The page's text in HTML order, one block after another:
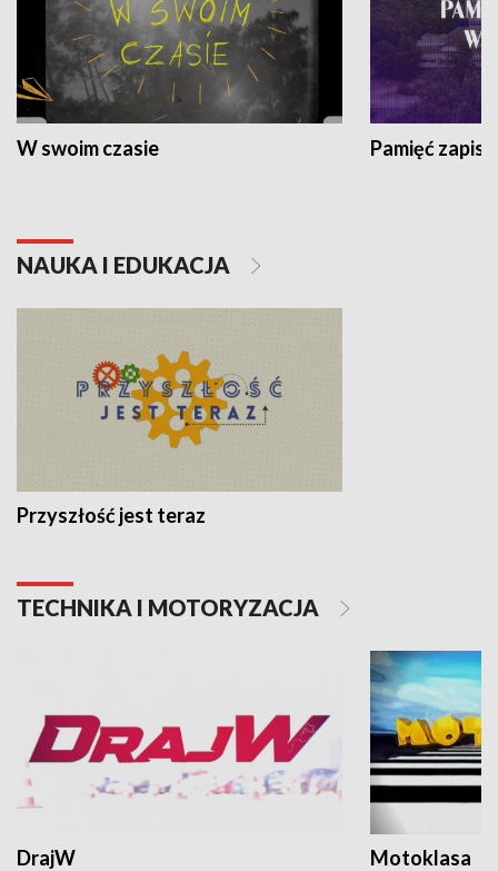
W swoim czasie Pamięć
NAUKA I EDUKACJA
Przyszłość jest teraz
TECHNIKA I MOTORYZACJA
DrajW Motoklasa